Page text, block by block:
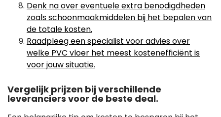
Denk na over eventuele extra benodigdheden
zoals schoonmaakmiddelen bij het bepalen van
de totale kosten.
Raadpleeg een specialist voor advies over
welke PVC vloer het meest kostenefficiënt is
voor jouw situatie.
Vergelijk prijzen bij verschillende
leveranciers voor de beste deal.